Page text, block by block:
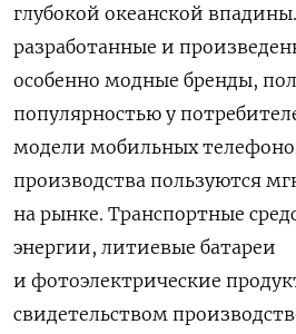
глубокой океанской
разработанные и
особенно модные бренды,
популярностью у
модели мобильных
производства пользуются
на рынке. Транспортные
энергии, литиевые батареи
и фотоэлектрические
свидетельством